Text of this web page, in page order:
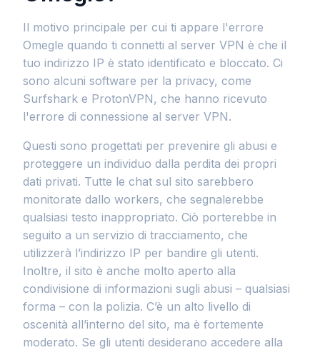
Il motivo principale per cui ti appare l'errore
Omegle quando ti connetti al server VPN è che il
tuo indirizzo IP è stato identificato e bloccato. Ci
sono alcuni software per la privacy, come
Surfshark e ProtonVPN, che hanno ricevuto
l'errore di connessione al server VPN.
Questi sono progettati per prevenire gli abusi e
proteggere un individuo dalla perdita dei propri
dati privati. Tutte le chat sul sito sarebbero
monitorate dallo workers, che segnalerebbe
qualsiasi testo inappropriato. Ciò porterebbe in
seguito a un servizio di tracciamento, che
utilizzerà l’indirizzo IP per bandire gli utenti.
Inoltre, il sito è anche molto aperto alla
condivisione di informazioni sugli abusi – qualsiasi
forma – con la polizia. C’è un alto livello di
oscenità all’interno del sito, ma è fortemente
moderato. Se gli utenti desiderano accedere alla